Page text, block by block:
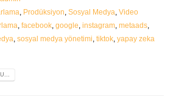
Prodüksiyon Sosyal Medya Video
facebook, google instagram, metaads,
sosyal medya yönetimi tiktok yapay zeka